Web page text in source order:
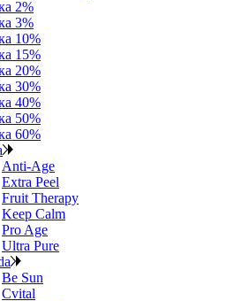
2%
3%
10%
15%
20%
30%
40%
50%
60%
Anti‑Age
Extra Peel
Fruit Therapy
Keep Calm
Pro Age
Ultra Pure
Be Sun
Cvital